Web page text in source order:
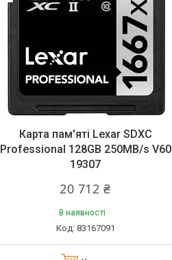
Карта пам'яті Lexar SDXC
Professional 128GB 250MB/s V60
19307
20 712 ₴
В наявності
83167091